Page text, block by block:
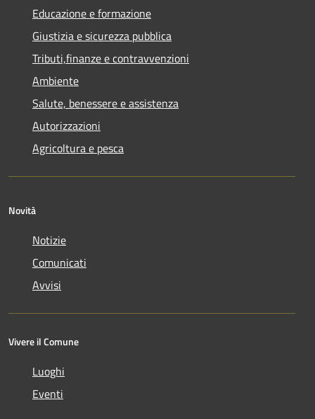
Educazione e formazione
Giustizia e sicurezza pubblica
Tributi,finanze e contravvenzioni
Ambiente
Salute, benessere e assistenza
Autorizzazioni
Agricoltura e pesca
Novità
Notizie
Comunicati
Avvisi
Vivere il Comune
Luoghi
Eventi